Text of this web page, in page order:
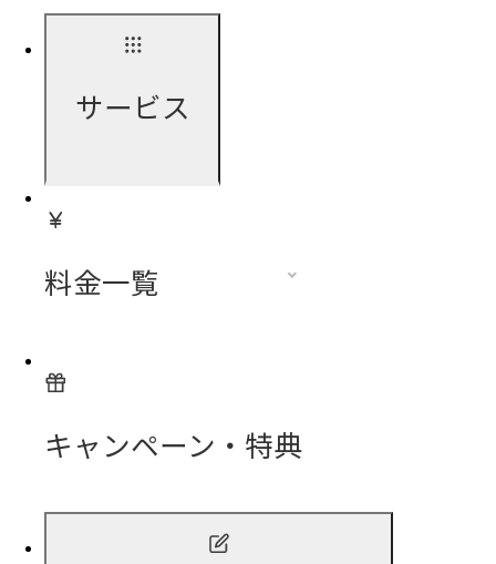
サービス
料金一覧
キャンペーン・特典